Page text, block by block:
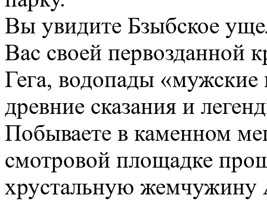
Вы увидите Бзыбское
Вас своей первозданной
Гега, водопады
древние сказания и
Побываете в каменном
смотровой площадке
хрустальную жемчужину